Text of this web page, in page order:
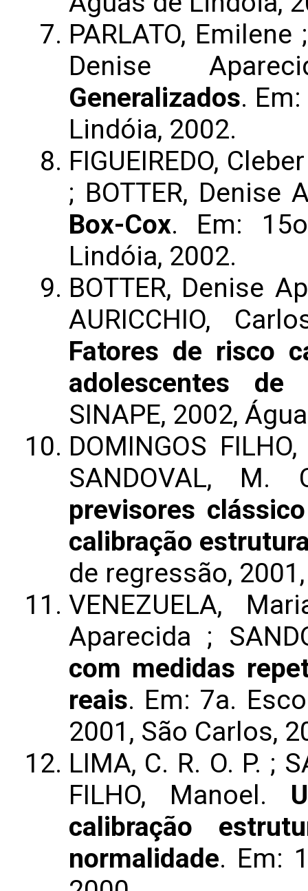
PARLATO, Emilene
Denise
Generalizados.
Lindóia, 2002.
FIGUEIREDO,
; BOTTER, Denise
Box-Cox. Em:
Lindóia, 2002.
BOTTER, Denise
AURICCHIO,
Fatores de risco
adolescentes de
SINAPE, 2002,
DOMINGOS
SANDOVAL,
previsores
calibração
de regressão,
VENEZUELA,
Aparecida ;
com medidas
reais. Em: 7a.
2001, São Carlos,
LIMA, C. R. O. P. ;
FILHO, Manoel.
calibração
normalidade. Em: